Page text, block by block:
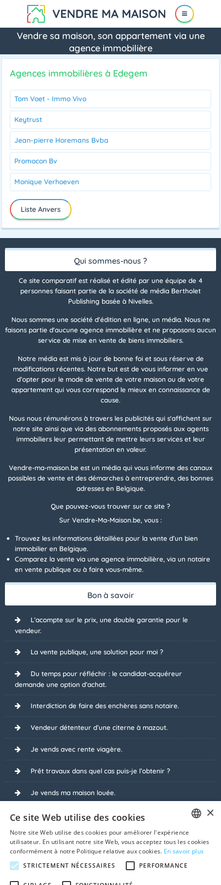
Vendre sa maison, son appartement via une
agence immobilière
Agences immobilières à Edegem
Tom Voet - Immo Vivo
Keytrust
Jean-pierre Horemans Bvba
Promocon Bv
Monique Verhoeven
Liste Anvers
Qui sommes-nous ?
Ce site comparatif est réalisé et édité par une équipe de 4
personnes faisant partie de la société de média Bertholet
Publishing basée à Nivelles.
Nous sommes une société d'édition en ligne, un média. Nous ne
faisons partie d'aucune agence immobilière et ne proposons aucun
service de mise en vente de biens immobiliers.
Notre média est mis à jour de bonne foi et sous réserve de
modifications récentes. Notre but est de vous informer en vue
d’opter pour le mode de vente de votre maison ou de votre
appartement qui vous correspond le mieux en connaissance de
cause.
Nous nous rémunérons à travers les publicités qui s'affichent sur
notre site ainsi que via des abonnements proposés aux agents
immobiliers leur permettant de mettre leurs services et leur
présentation en valeur.
Vendre-ma-maison.be est un média qui vous informe des canaux
possibles de vente et des démarches à entreprendre, des bonnes
adresses en Belgique.
Que pouvez-vous trouver sur ce site ?
Sur Vendre-Ma-Maison.be, vous :
Trouvez les informations détaillées pour la vente d’un bien
immobilier en Belgique.
Comparez la vente via une agence immobilière, via un notaire
en vente publique ou à faire vous-même.
Bon à savoir
L’acompte sur le prix, une double garantie pour le
vendeur.
La vente publique, une solution pour moi ?
Du temps pour réfléchir : le candidat-acquéreur
demande une option d’achat.
Interdiction de faire des enchères sans notaire.
Vendeur détenteur d’une citerne à mazout.
Je vends avec rente viagère.
Prêt travaux dans quel cas puis-je l’obtenir ?
Je vends ma maison louée.
Les acquéreurs demandent à recevoir les clés à la
Je vends sous régime tva.
Le carnet d’entretien de votre immeuble : le DIU.
FRENCH
DUTCH
×
Ce site Web utilise des cookies
Notre site Web utilise des cookies pour améliorer l'expérience
utilisateur. En utilisant notre site Web, vous acceptez tous les cookies
conformément à notre Politique relative aux cookies. En savoir plus
STRICTEMENT NÉCESSAIRES
PERFORMANCE